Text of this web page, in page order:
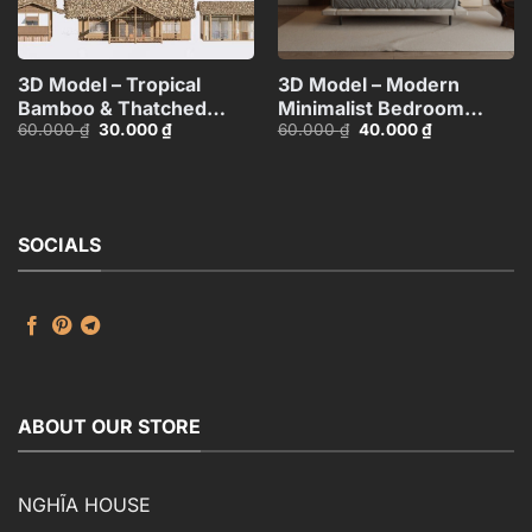
3D Model – Tropical
Bamboo & Thatched
Roof Houses
60.000₫ Giá
30.000₫Giá
hiện
3D Model – Modern
Minimalist Bedroom
Interior
60.000₫ Giá
40.000₫Giá
hiện
SOCIALS
ABOUT OUR STORE
NGHĨA HOUSE